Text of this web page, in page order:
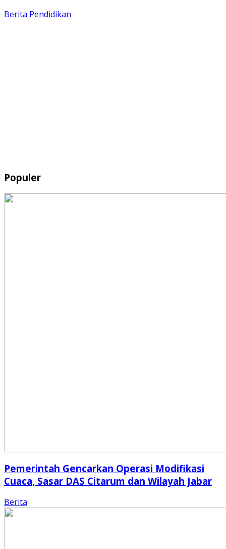
Berita Pendidikan
Populer
Pemerintah Gencarkan Operasi Modifikasi
Cuaca, Sasar DAS Citarum dan Wilayah Jabar
Berita